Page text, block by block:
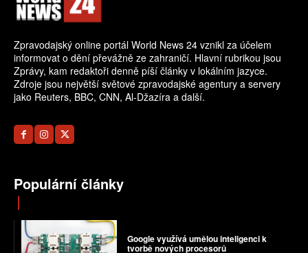
Zpravodajský online portál World News 24 vznikl za účelem
informovat o dění převážně ze zahraničí. Hlavní rubrikou jsou
Zprávy, kam redaktoři denně píší články v lokálním jazyce.
Zdroje jsou největší světové zpravodajské agentury a servery
jako Reuters, BBC, CNN, Al-Džazíra a další.
Populární články
Google využívá umělou inteligenci k
tvorbě nových procesorů